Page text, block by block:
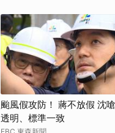
颱風假攻防！ 蔣不放假 沈
透明、標準一致